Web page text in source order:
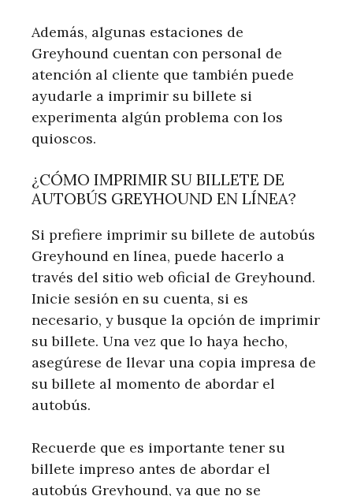
Además, algunas estaciones de
Greyhound cuentan con personal de
atención al cliente que también puede
ayudarle a imprimir su billete si
experimenta algún problema con los
quioscos.
¿CÓMO IMPRIMIR SU BILLETE DE
AUTOBÚS GREYHOUND EN LÍNEA?
Si prefiere imprimir su billete de autobús
Greyhound en línea, puede hacerlo a
través del sitio web oficial de Greyhound.
Inicie sesión en su cuenta, si es
necesario, y busque la opción de imprimir
su billete. Una vez que lo haya hecho,
asegúrese de llevar una copia impresa de
su billete al momento de abordar el
autobús.
Recuerde que es importante tener su
billete impreso antes de abordar el
autobús Greyhound, ya que no se